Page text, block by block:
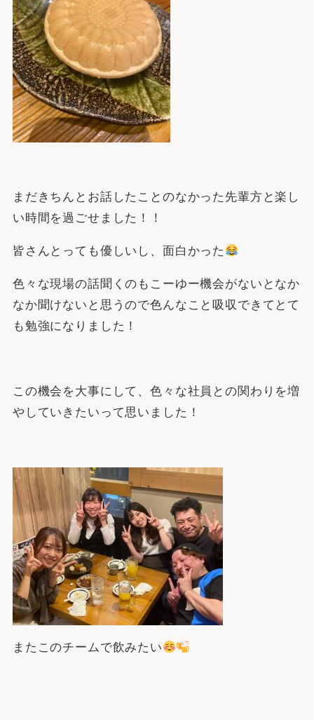
まだきちんとお話したことのなかった先輩方と楽し
い時間を過ごせました！！
皆さんとっても優しいし、面白かった
色々な現場の話聞くのもこーゆー機会がないとなか
なか聞けないと思うので色んなこと吸収できてとて
も勉強になりました！
この機会を大事にして、色々な社員との関わりを増
やしていきたいって思いました！
またこのチームで飲みたい